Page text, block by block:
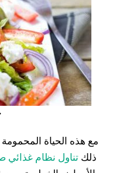
مع هذه الحياة
ذلك تناول نظام